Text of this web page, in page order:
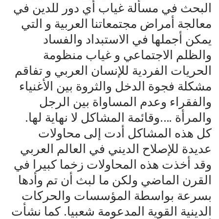
البحث في مسألة غياب أي دور للدين في
معالجة أمراض مجتمعاتنا العربية و التي
يمكن أجملها في الاستبداد والفساد
والظلم الاجتماعي و غياب منظومة
‏الحريات الفردية للإنسان العربي و تفاقم
مشكلة فجوة الدخل والثروة بين الأغنياء
والفقراء وعدم المساواة بين الرجل
والمرأة ….وقائمة المشاكل لا نهاية لها. ‏
كل هذه المشاكل أدت إلى محاولات
عديدة للإصلاح الديني في العالم العربي
وقد أخذت هذه المحاولات زخما كبيرا في
القرن الماضي ولكن ما لبث أن تم وأدها
بسرعة بواسطة المؤسسات والحركات
الدينية القوية المدعومة شعبيا. كما نشأت